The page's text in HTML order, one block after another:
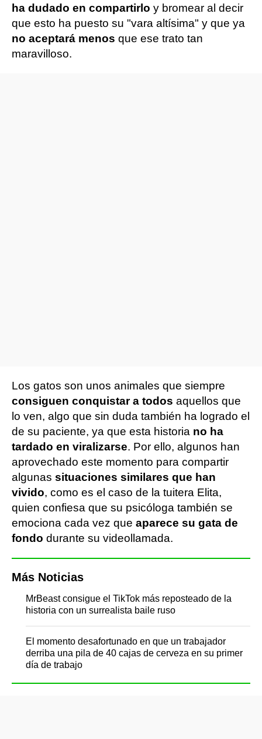
ha dudado en compartirlo y bromear al decir
que esto ha puesto su "vara altísima" y que ya
no aceptará menos que ese trato tan
maravilloso.
Los gatos son unos animales que siempre
consiguen conquistar a todos aquellos que
lo ven, algo que sin duda también ha logrado el
de su paciente, ya que esta historia no ha
tardado en viralizarse. Por ello, algunos han
aprovechado este momento para compartir
algunas situaciones similares que han
vivido, como es el caso de la tuitera Elita,
quien confiesa que su psicóloga también se
emociona cada vez que aparece su gata de
fondo durante su videollamada.
Más Noticias
MrBeast consigue el TikTok más reposteado de la
historia con un surrealista baile ruso
El momento desafortunado en que un trabajador
derriba una pila de 40 cajas de cerveza en su primer
día de trabajo